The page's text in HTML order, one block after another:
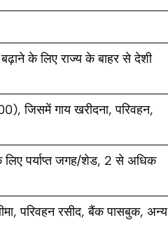
के लिए राज्य के बाहर से देशी
जिसमें गाय खरीदना, परिवहन,
पर्याप्त जगह/शेड, 2 से अधिक
परिवहन रसीद, बैंक पासबुक, अन्य